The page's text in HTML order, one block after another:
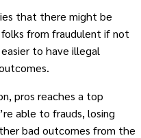
that there might be
from fraudulent if not
to have illegal
pros reaches a top
able to frauds, losing
bad outcomes from the